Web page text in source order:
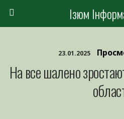
Ізюм
23.01.2025
На все шалено